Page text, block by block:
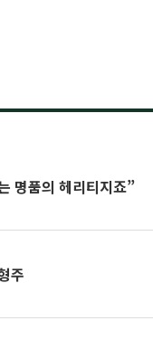
브랜드로 바꾸다 “나이는 명품의 헤리티지죠”
주